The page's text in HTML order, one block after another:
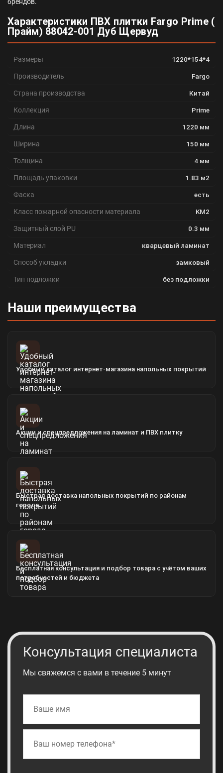
Характеристики ПВХ плитки Fargo Prime (
Прайм) 88042-001 Дуб Щервуд
Размеры 1220*154*4
Производитель Fargo
Страна производства Китай
Коллекция Prime
Длина 1220 мм
Ширина 150 мм
Толщина 4 мм
Площадь упаковки 1.83 м2
Фаска есть
Класс пожарной опасности материала KM2
Защитный слой PU 0.3 мм
Материал кварцевый ламинат
Способ укладки замковый
Тип подложки без подложки
Наши преимущества
Удобный каталог интернет-магазина напольных покрытий
Акции и спецпредложения на ламинат и ПВХ плитку
Быстрая доставка напольных покрытий по районам
города
Бесплатная консультация и подбор товара с учётом ваших
потребностей и бюджета
Консультация специалиста
Мы свяжемся с вами в течение 5 минут